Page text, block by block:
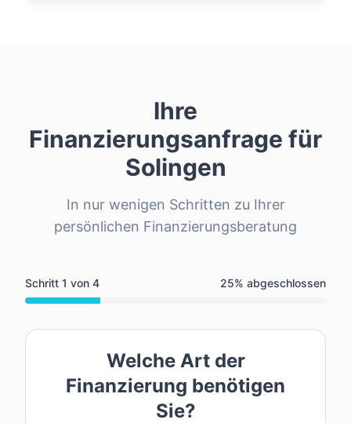
Ihre
Finanzierungsanfrage für
Solingen
In nur wenigen Schritten zu Ihrer
persönlichen Finanzierungsberatung
Schritt 1 von 4 25% abgeschlossen
Welche Art der
Finanzierung benötigen
Sie?